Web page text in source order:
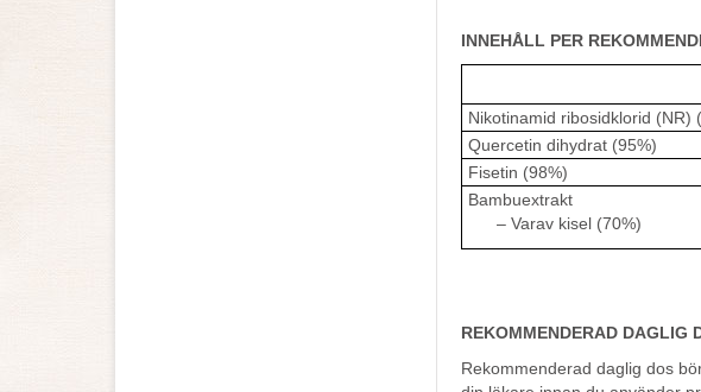
INNEHÅLL PER
Nikotinamid ribosidklorid (NR)
Quercetin dihydrat (95%)
Fisetin (98%)
Bambuextrakt
– Varav kisel (70%)
REKOMMENDERAD DAGLIG
Rekommenderad daglig dos